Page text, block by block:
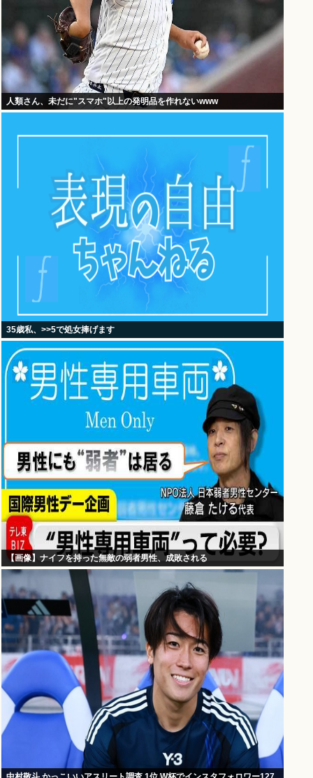
人類さん、未だに"スマホ"以上の発明品を作れないwww
35歳私、>>5で処女捧げます
【画像】ナイフを持った無敵の弱者男性、成敗される